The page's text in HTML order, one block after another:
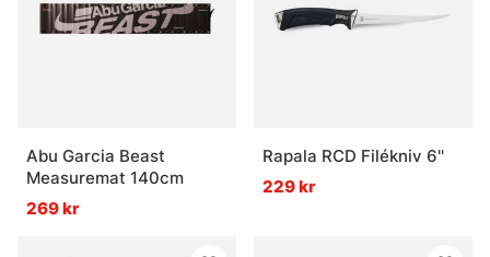
Vad är nyttan med rätt verktyg vid fiske?
Vad är trollingtillbehör?
Abu Garcia Beast
Measuremat 140cm
269 kr
Rapala RCD Filékniv 6''
229 kr